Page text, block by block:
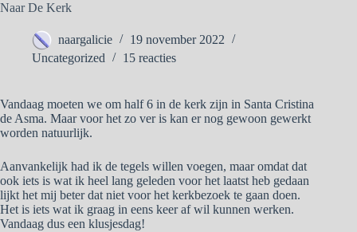
Naar De Kerk
naargalicie
19 november 2022
Uncategorized
15 reacties
Vandaag moeten we om half 6 in de kerk zijn in Santa Cristina
de Asma. Maar voor het zo ver is kan er nog gewoon gewerkt
worden natuurlijk.
Aanvankelijk had ik de tegels willen voegen, maar omdat dat
ook iets is wat ik heel lang geleden voor het laatst heb gedaan
lijkt het mij beter dat niet voor het kerkbezoek te gaan doen.
Het is iets wat ik graag in eens keer af wil kunnen werken.
Vandaag dus een klusjesdag!